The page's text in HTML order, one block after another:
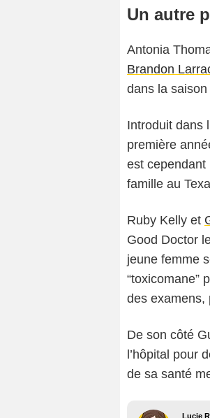
Un autre
Antonia
Brandon
dans la saison
Introduit dans
première
est cependant
famille au
Ruby Kelly et
Good Doctor
jeune femme
“toxicomane”
des examens,
De son côté
l’hôpital pour
de sa santé
Lucie